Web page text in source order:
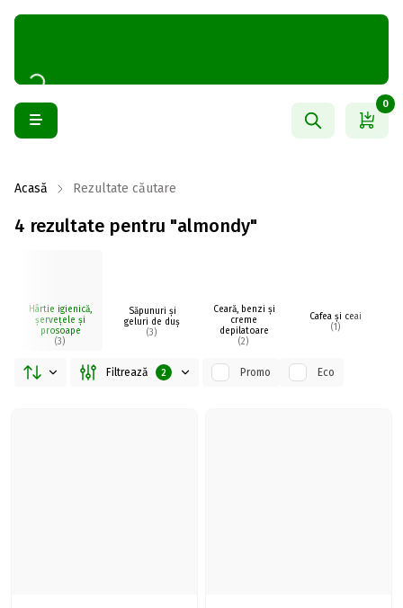
0
Acasă Rezultate căutare
4 rezultate pentru "almondy"
Hârtie igienică,
șervețele și
prosoape
(3)
Săpunuri și
geluri de duș
(3)
Ceară, benzi și
creme
depilatoare
(2)
Cafea și ceai
(1)
Filtrează 2 Promo Eco